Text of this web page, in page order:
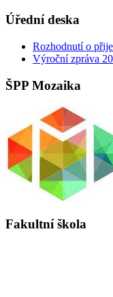
Úřední deska
Rozhodnutí o
Výroční zpráva
ŠPP Mozaika
Fakultní škola